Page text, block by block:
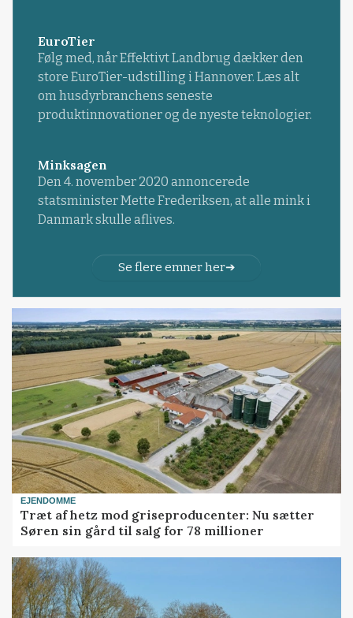
EuroTier
Følg med, når Effektivt Landbrug dækker den
store EuroTier-udstilling i Hannover. Læs alt
om husdyrbranchens seneste
produktinnovationer og de nyeste teknologier.
Minksagen
Den 4. november 2020 annoncerede
statsminister Mette Frederiksen, at alle mink i
Danmark skulle aflives.
Se flere emner her
EJENDOMME
Træt af hetz mod griseproducenter: Nu sætter
Søren sin gård til salg for 78 millioner